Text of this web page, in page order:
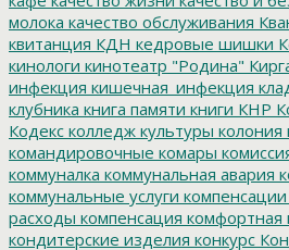
молока качество обслуживания
квитанция КДН кедровые шишки
кинологи кинотеатр "Родина"
инфекция кишечная_инфекция
клубника книга памяти книги КНР
Кодекс колледж культуры колония
командировочные комары
коммуналка коммунальная авария
коммунальные услуги компенсации
расходы компенсация комфортная
кондитерские изделия конкурс